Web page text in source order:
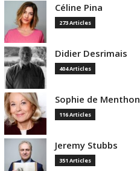
Céline Pina
273 Articles
Didier Desrimais
404 Articles
Sophie de Menthon
116 Articles
Jeremy Stubbs
351 Articles